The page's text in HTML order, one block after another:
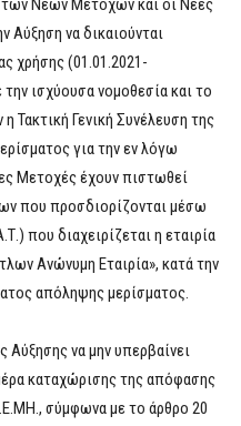
Νέων Μετοχών και οι Νέες
να δικαιούνται
χρήσης (01.01.2021-
ισχύουσα νομοθεσία και το
Τακτική Γενική Συνέλευση της
για την εν λόγω
Μετοχές έχουν πιστωθεί
που προσδιορίζονται μέσω
που διαχειρίζεται η εταιρία
Ανώνυμη Εταιρία», κατά την
απόληψης μερίσματος.
να μην υπερβαίνει
καταχώρισης της απόφασης
σύμφωνα με το άρθρο 20